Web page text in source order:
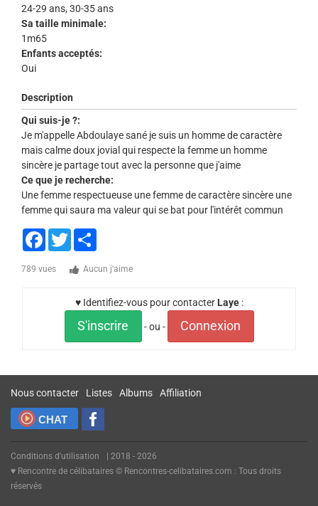
24-29 ans, 30-35 ans
Sa taille minimale:
1m65
Enfants acceptés:
Oui
Description
Qui suis-je ?:
Je m'appelle Abdoulaye sané je suis un homme de caractère
mais calme doux jovial qui respecte la femme un homme
sincère je partage tout avec la personne que j'aime
Ce que je recherche:
Une femme respectueuse une femme de caractère sincère une
femme qui saura ma valeur qui se bat pour l'intérêt commun
Facebook
Twitter
789 vues Aucun j'aime
♥ Identifiez-vous pour contacter Laye:
S'inscrire - ou - Connexion
Nous contacter Listes Albums Affiliation
CHAT
Conditions d'utilisation
| 2018 - 2026
♥ Rencontre de célibataires © Rencontres-celibataires.com : Tous droits
réservés